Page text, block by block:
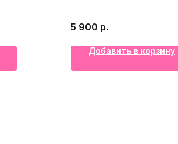
5 900 р.
Добавить в корзину